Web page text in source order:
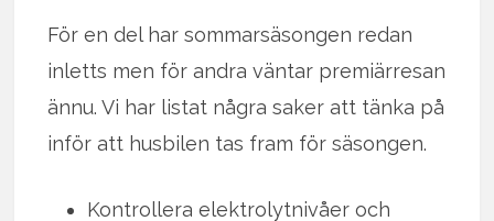
För en del har sommarsäsongen redan
inletts men för andra väntar premiärresan
ännu. Vi har listat några saker att tänka på
inför att husbilen tas fram för säsongen.
Kontrollera elektrolytnivåer och